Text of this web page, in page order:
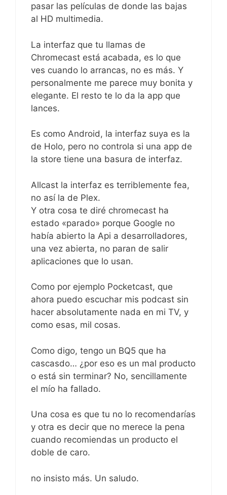
pasar las películas de donde las bajas
al HD multimedia.
La interfaz que tu llamas de
Chromecast está acabada, es lo que
ves cuando lo arrancas, no es más. Y
personalmente me parece muy bonita y
elegante. El resto te lo da la app que
lances.
Es como Android, la interfaz suya es la
de Holo, pero no controla si una app de
la store tiene una basura de interfaz.
Allcast la interfaz es terriblemente fea,
no así la de Plex.
Y otra cosa te diré chromecast ha
estado «parado» porque Google no
había abierto la Api a desarrolladores,
una vez abierta, no paran de salir
aplicaciones que lo usan.
Como por ejemplo Pocketcast, que
ahora puedo escuchar mis podcast sin
hacer absolutamente nada en mi TV, y
como esas, mil cosas.
Como digo, tengo un BQ5 que ha
cascasdo… ¿por eso es un mal producto
o está sin terminar? No, sencillamente
el mío ha fallado.
Una cosa es que tu no lo recomendarías
y otra es decir que no merece la pena
cuando recomiendas un producto el
doble de caro.
no insisto más. Un saludo.